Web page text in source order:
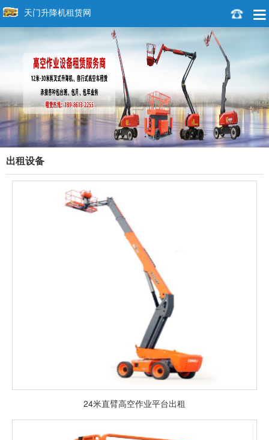
天门升降机租赁网
出租设备
24米直臂高空作业平台出租